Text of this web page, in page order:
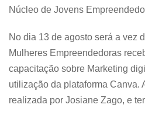
Núcleo de Jovens
No dia 13 de agosto será a vez
Mulheres Empreendedoras
capacitação sobre Marketing
utilização da plataforma Canva.
realizada por Josiane Zago, e